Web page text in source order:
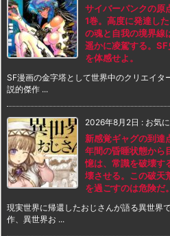
サイバーパンクの原
1巻。高度に発達し
の魂と自我の境界線
遥かに凌駕する。
を体感せよ。
SF漫画の金字塔として世界中のクリエイタ
説的傑作 ...
2026年8月2日 : お気に
新感覚ギャグの到達
年間の昏睡状態から
憶は、常識を破壊す
壊させる。この破天
を過ごすのは危険だ。
現実世界に帰還したおじさんが語る異世界
作、異世界お ...